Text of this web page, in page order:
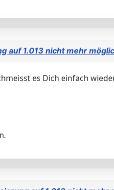
auf 1.013 nicht mehr
es Dich einfach